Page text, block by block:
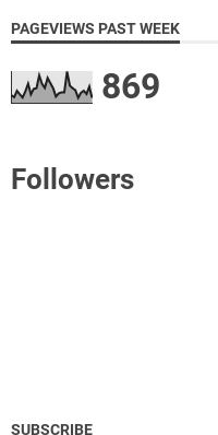
PAGEVIEWS PAST WEEK
869
Followers
SUBSCRIBE